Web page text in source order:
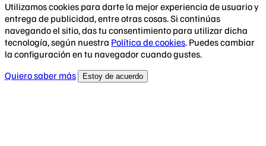
Utilizamos cookies para darte la mejor experiencia de usuario y
entrega de publicidad, entre otras cosas. Si continúas
navegando el sitio, das tu consentimiento para utilizar dicha
tecnología, según nuestra Política de cookies. Puedes cambiar
la configuración en tu navegador cuando gustes.
Quiero saber más
Estoy de acuerdo